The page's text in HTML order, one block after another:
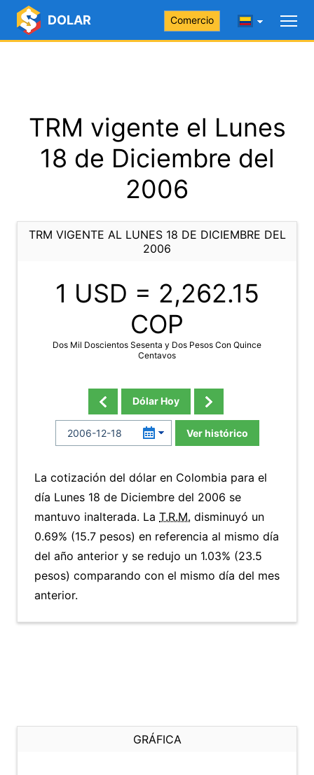
DOLAR Comercio
TRM vigente el Lunes
18 de Diciembre del
2006
TRM VIGENTE AL LUNES 18 DE DICIEMBRE DEL
2006
1 USD = 2,262.15
COP
Dos Mil Doscientos Sesenta y Dos Pesos Con Quince
Centavos
Dólar Hoy
Ver histórico
La cotización del dólar en Colombia para el
día Lunes 18 de Diciembre del 2006 se
mantuvo inalterada. La T.R.M. disminuyó un
0.69% (15.7 pesos) en referencia al mismo día
del año anterior y se redujo un 1.03% (23.5
pesos) comparando con el mismo día del mes
anterior.
GRÁFICA